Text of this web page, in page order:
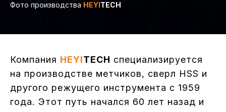
Фото производства HEYITECH
Компания HEYITECH специализируется
на производстве метчиков, сверл HSS и
другого режущего инструмента с 1959
года. Этот путь начался 60 лет назад и